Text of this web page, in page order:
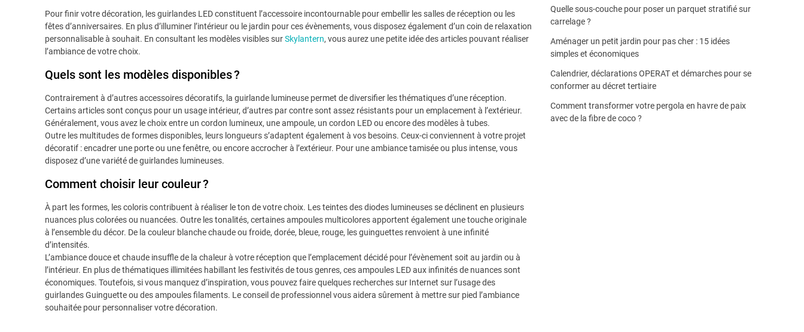
Pour finir votre décoration, les guirlandes LED constituent l’accessoire incontournable pour embellir les salles de réception ou les
fêtes d’anniversaires. En plus d’illuminer l’intérieur ou le jardin pour ces évènements, vous disposez également d’un coin de relaxation
personnalisable à souhait. En consultant les modèles visibles surSkylantern, vous aurez une petite idée des articles pouvant réaliser
l’ambiance de votre choix.
Quels sont les modèles disponibles ?
Contrairement à d’autres accessoires décoratifs, la guirlande lumineuse permet de diversifier les thématiques d’une réception.
Certains articles sont conçus pour un usage intérieur, d’autres par contre sont assez résistants pour un emplacement à l’extérieur.
Généralement, vous avez le choix entre un cordon lumineux, une ampoule, un cordon LED ou encore des modèles à tubes.
Outre les multitudes de formes disponibles, leurs longueurs s’adaptent également à vos besoins. Ceux-ci conviennent à votre projet
décoratif : encadrer une porte ou une fenêtre, ou encore accrocher à l’extérieur. Pour une ambiance tamisée ou plus intense, vous
disposez d’une variété de guirlandes lumineuses.
Comment choisir leur couleur ?
À part les formes, les coloris contribuent à réaliser le ton de votre choix. Les teintes des diodes lumineuses se déclinent en plusieurs
nuances plus colorées ou nuancées. Outre les tonalités, certaines ampoules multicolores apportent également une touche originale
à l’ensemble du décor. De la couleur blanche chaude ou froide, dorée, bleue, rouge, les guinguettes renvoient à une infinité
d’intensités.
L’ambiance douce et chaude insuffle de la chaleur à votre réception que l’emplacement décidé pour l’évènement soit au jardin ou à
l’intérieur. En plus de thématiques illimitées habillant les festivités de tous genres, ces ampoules LED aux infinités de nuances sont
économiques. Toutefois, si vous manquez d’inspiration, vous pouvez faire quelques recherches sur Internet sur l’usage des
guirlandes Guinguette ou des ampoules filaments. Le conseil de professionnel vous aidera sûrement à mettre sur pied l’ambiance
souhaitée pour personnaliser votre décoration.
Quelle sous-couche pour poser un parquet stratifié sur
carrelage ?
Aménager un petit jardin pour pas cher : 15 idées
simples et économiques
Calendrier, déclarations OPERAT et démarches pour se
conformer au décret tertiaire
Comment transformer votre pergola en havre de paix
avec de la fibre de coco ?